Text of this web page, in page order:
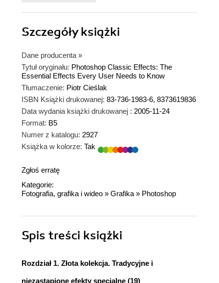
Szczegółyksiążki
Dane producenta »
Tytuł oryginału: Photoshop Classic Effects: The
Essential Effects Every User Needs to Know
Tłumaczenie: Piotr Cieślak
ISBN Książki drukowanej: 83-736-1983-6, 8373619836
Data wydania książki drukowanej : 2005-11-24
Format: B5
Numer z katalogu: 2927
Książka w kolorze: Tak
Zgłoś erratę
Kategorie:
Fotografia, grafika i wideo » Grafika » Photoshop
Spis treści książki
Rozdział 1. Złota kolekcja. Tradycyjne i
niezastąpione efekty specjalne (19)